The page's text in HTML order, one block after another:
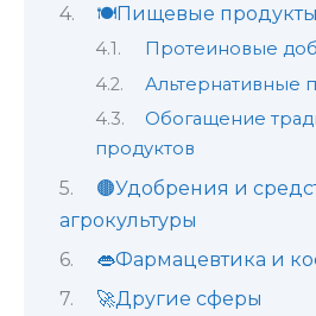
🍽️Пищевые продукты
Протеиновые
Альтернативные
Обогащение
продуктов
🟤Удобрения и
агрокультуры
👄Фармацевтика и
🚀Другие сферы